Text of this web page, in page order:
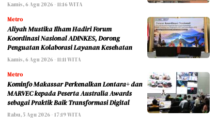
Kamis, 6 Agu 2026 - 11:16 WITA
Metro
Aliyah Mustika Ilham Hadiri Forum
Koordinasi Nasional ADINKES, Dorong
Penguatan Kolaborasi Layanan Kesehatan
Kamis, 6 Agu 2026 - 11:11 WITA
Metro
Kominfo Makassar Perkenalkan Lontara+ dan
MARVEC kepada Peserta Australia Awards
sebagai Praktik Baik Transformasi Digital
Rabu, 5 Agu 2026 - 17:19 WITA